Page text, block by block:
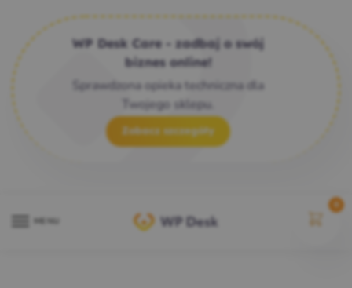
WP Desk Care - zadbaj o swój
biznes online!
Sprawdzona opieka techniczna dla
Twojego sklepu.
Zobacz szczegóły